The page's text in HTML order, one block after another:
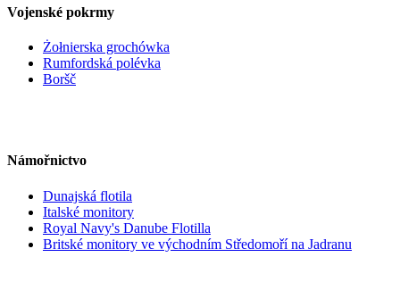
Vojenské pokrmy
Żołnierska grochówka
Rumfordská polévka
Boršč
Námořnictvo
Dunajská flotila
Italské monitory
Royal Navy's Danube Flotilla
Britské monitory ve východním Středomoří na Jadranu